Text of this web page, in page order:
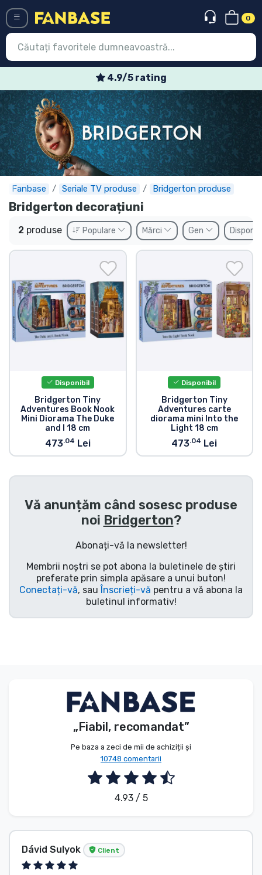
0
4.9/5 rating
Fanbase Seriale TV produse Bridgerton produse
Bridgerton decorațiuni
2 produse Populare Mărci Gen
Disponibil
Bridgerton Tiny
Adventures Book Nook
Mini Diorama The Duke
and I 18 cm
473.04 Lei
Disponibil
Bridgerton Tiny
Adventures carte
diorama mini Into the
Light 18 cm
473.04 Lei
Vă anunțăm când sosesc produse
noi Bridgerton?
Abonați-vă la newsletter!
Membrii noștri se pot abona la buletinele de știri
preferate prin simpla apăsare a unui buton!
Conectați-vă, sauÎnscrieți-vă pentru a vă abona la
buletinul informativ!
„Fiabil, recomandat”
Pe baza a zeci de mii de achiziții și
10748 comentarii
4.93 / 5
Dávid Sulyok Client
Conectați-vă Înregistrare
Ultimele
Oferte
Expres
Precomenzi
Outlet produse
Transport și plată
Sortare după serie
Sortare după filme
Sortare după Anime
Sortare după jocuri
Sortare după muzică
Tipuri de produse
Mărci